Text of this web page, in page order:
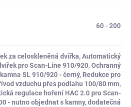
60 - 200
za celoskleněná dvířka, Automatický
pro Scan-Line 910/920, Ochranný
SL 910/920 - černý, Redukce pro
vzduchu přes podlahu 100/80 mm,
regulace hoření HAC 2.0 pro Scan-
- nutno objednat s kamny, dodatečná